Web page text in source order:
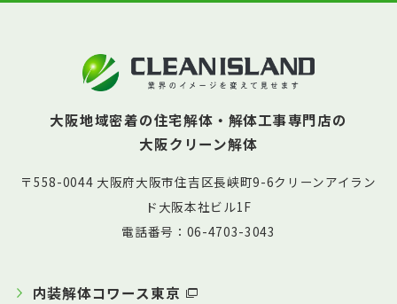
大阪地域密着の住宅解体・解体工事専門店の
大阪クリーン解体
〒558-0044 大阪府大阪市住吉区長峡町9-6クリーンアイラン
ド大阪本社ビル1F
電話番号：06-4703-3043
内装解体コワース東京